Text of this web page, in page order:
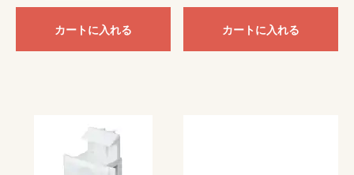
カートに入れる カートに入れる